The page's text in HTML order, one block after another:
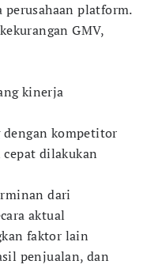
perusahaan platform.
GMV,
kinerja
dengan kompetitor
dilakukan
dari
aktual
faktor lain
penjualan, dan